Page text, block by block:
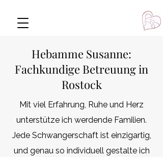
Hebamme Susanne:
Fachkundige Betreuung in
Rostock
Mit viel Erfahrung, Ruhe und Herz
unterstütze ich werdende Familien.
Jede Schwangerschaft ist einzigartig,
und genau so individuell gestalte ich